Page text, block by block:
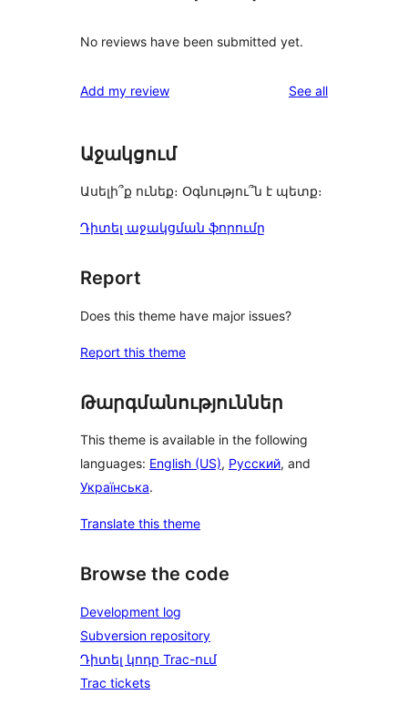
No reviews have been submitted yet.
Add my review See allreviews
Աջակցում
Ասելի՞ք ունեք։ Օգնությու՞ն է պետք։
Դիտել աջակցման ֆորումը
Report
Does this theme have major issues?
Report this theme
Թարգմանություններ
This theme is available in the following
languages: English (US), Русский, and
Українська.
Translate this theme
Browse the code
Development log
Subversion repository
Դիտել կոդը Trac-ում
Trac tickets